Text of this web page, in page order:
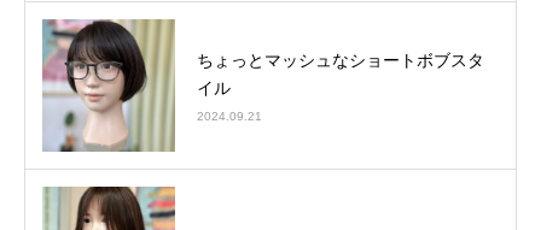
ちょっとマッシュなショートボブスタ
イル
2024.09.21